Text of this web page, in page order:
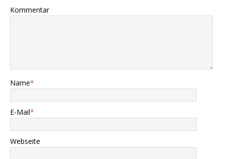
Kommentar
Name*
E-Mail*
Webseite